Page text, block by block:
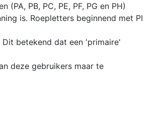
PB, PC, PE, PF, PG en PH)
is. Roepletters beginnend met PI
betekend dat een 'primaire'
deze gebruikers maar te